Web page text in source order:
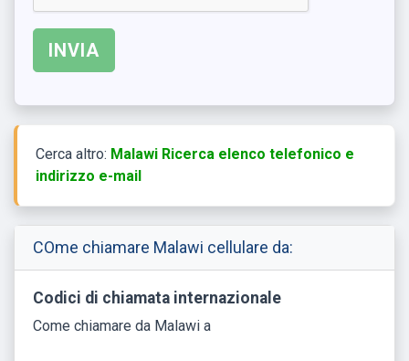
Cerca altro: Malawi Ricerca elenco telefonico e
indirizzo e-mail
COme chiamare Malawi cellulare da:
Codici di chiamata internazionale
Come chiamare da Malawi a